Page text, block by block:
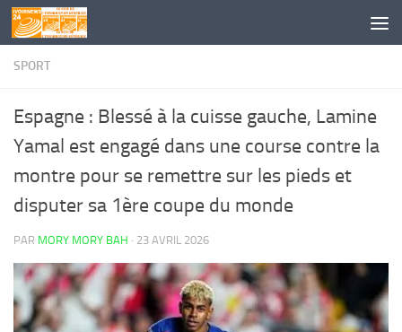
Skip to content
SPORT
Espagne : Blessé à la cuisse gauche, Lamine
Yamal est engagé dans une course contre la
montre pour se remettre sur les pieds et
disputer sa 1ère coupe du monde
PAR MORY MORY BAH · 23 AVRIL 2026